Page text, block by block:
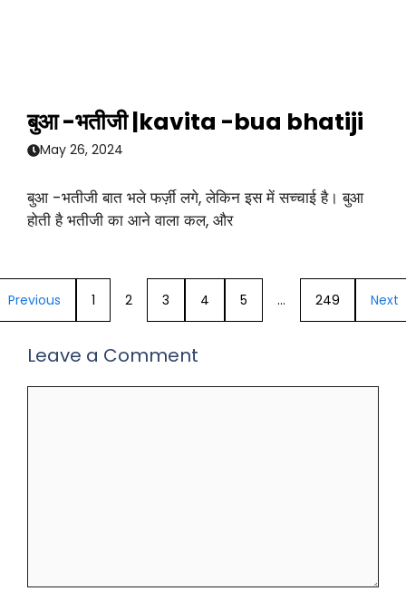
बुआ -भतीजी |kavita -bua bhatiji
May 26, 2024
बुआ -भतीजी बात भले फर्ज़ी लगे, लेकिन इस में सच्चाई है। बुआ
होती है भतीजी का आने वाला कल, और
Previous 1 2 3 4 5 … 249 Next
Leave a Comment